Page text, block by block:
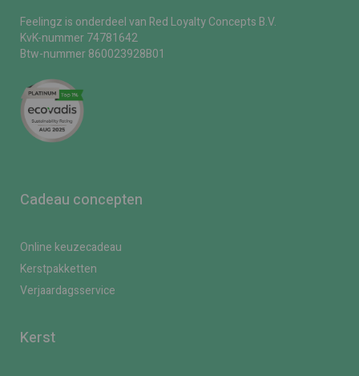
Feelingz is onderdeel van Red Loyalty Concepts B.V.
KvK-nummer 74781642
Btw-nummer 860023928B01
Cadeau concepten
Online keuzecadeau
Kerstpakketten
Verjaardagsservice
Kerst